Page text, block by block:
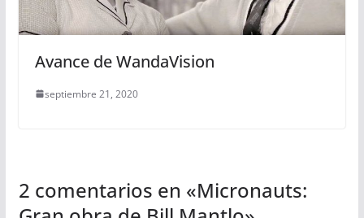
Avance de WandaVision
septiembre 21, 2020
2 comentarios en «Micronauts: